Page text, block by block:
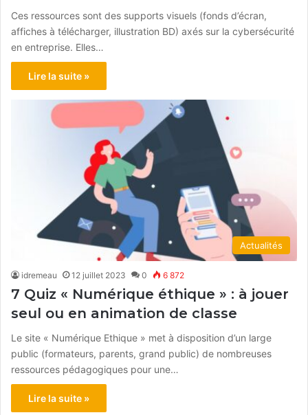
Ces ressources sont des supports visuels (fonds d’écran,
affiches à télécharger, illustration BD) axés sur la cybersécurité
en entreprise. Elles…
Lire la suite »
Actualités
idremeau 12 juillet 2023 0 6 872
7 Quiz « Numérique éthique » : à jouer
seul ou en animation de classe
Le site « Numérique Ethique » met à disposition d’un large
public (formateurs, parents, grand public) de nombreuses
ressources pédagogiques pour une…
Lire la suite »